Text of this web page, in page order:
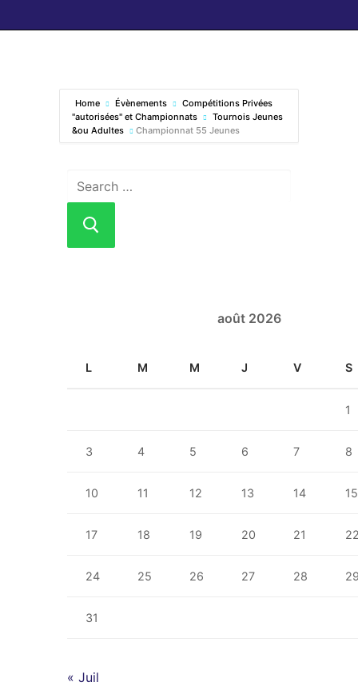
Home Évènements
Compétitions Privées
"autorisées" et Championnats
Tournois Jeunes
&ou Adultes
Championnat 55 Jeunes
août 2026
L M M J V S
1
3 4 5 6 7 8
10 11 12 13 14 15
17 18 19 20 21
24 25 26 27 28
31
« Juil